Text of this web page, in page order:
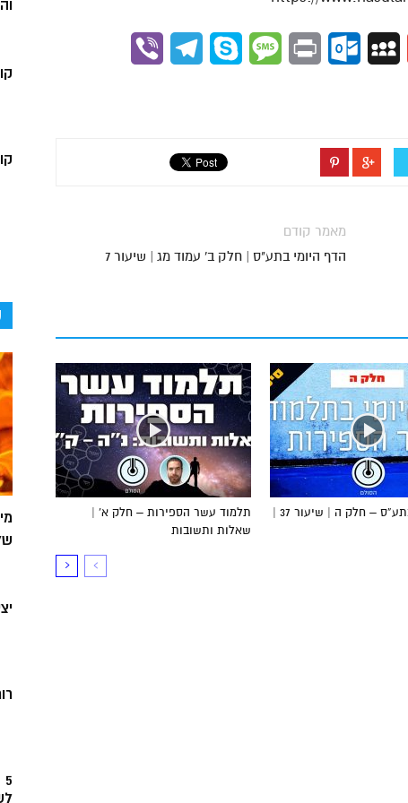
Gmail
MySpace
Outlook.com
Print
Message
Skype
Telegram
מאמר קודם
הדף היומי בתע"ס | חלק ב' עמוד מג | שיעור 7
תלמוד עשר הספירות – חלק א’ |
שאלות ותשובות